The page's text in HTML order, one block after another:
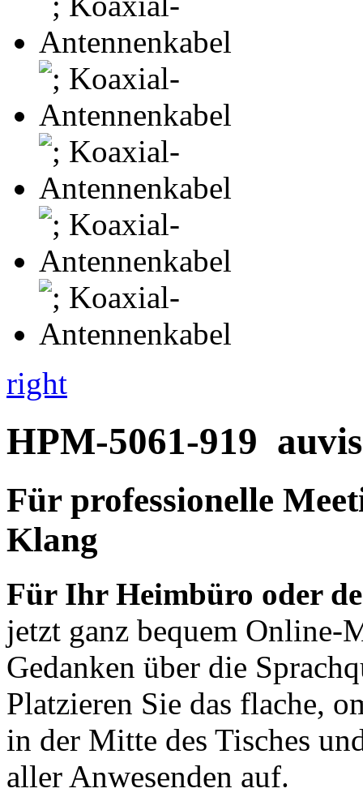
right
HPM-5061-919
Für professionelle
Klang
Für Ihr Heimbüro oder
jetzt ganz bequem Online-
Gedanken über die
Platzieren Sie das flache,
in der Mitte des Tisches
aller Anwesenden auf.